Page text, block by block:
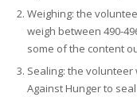
Weighing: the
weigh between 490-
some of the content
Sealing: the
Against Hunger to